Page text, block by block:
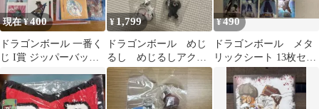
現在 ¥400
ドラゴンボール 一番く
じ I賞 ジッパーバッグ
¥ 1,799
ドラゴンボール めじ
るし めじるしアクセ
サリー4 大猿悟空 仙
¥490
ドラゴンボール メタ
リックシート 13枚セッ